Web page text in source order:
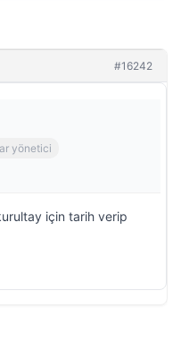
#16242
yönetici
için tarih verip